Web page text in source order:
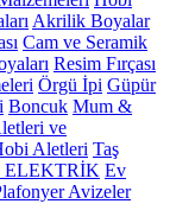
Akrilik Boyalar
Cam ve Seramik
Resim Fırçası
Örgü İpi Güpür
Boncuk Mum &
ve
Aletleri Taş
Ev
Avizeler